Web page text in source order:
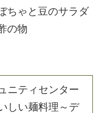
ちゃと豆のサラダ
の物
ニティセンター
しい麺料理～デ